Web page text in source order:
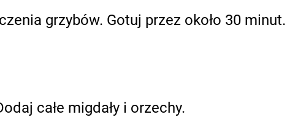
grzybów. Gotuj przez około 30 minut.
całe migdały i orzechy.